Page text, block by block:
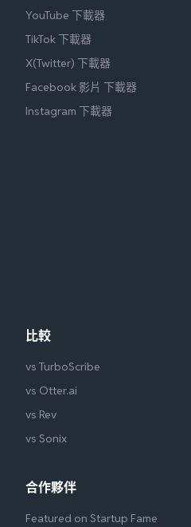
YouTube 下載器
TikTok 下載器
X(Twitter) 下載器
Facebook 影片 下載器
Instagram 下載器
比較
vs TurboScribe
vs Otter.ai
vs Rev
vs Sonix
合作夥伴
Featured on Startup Fame